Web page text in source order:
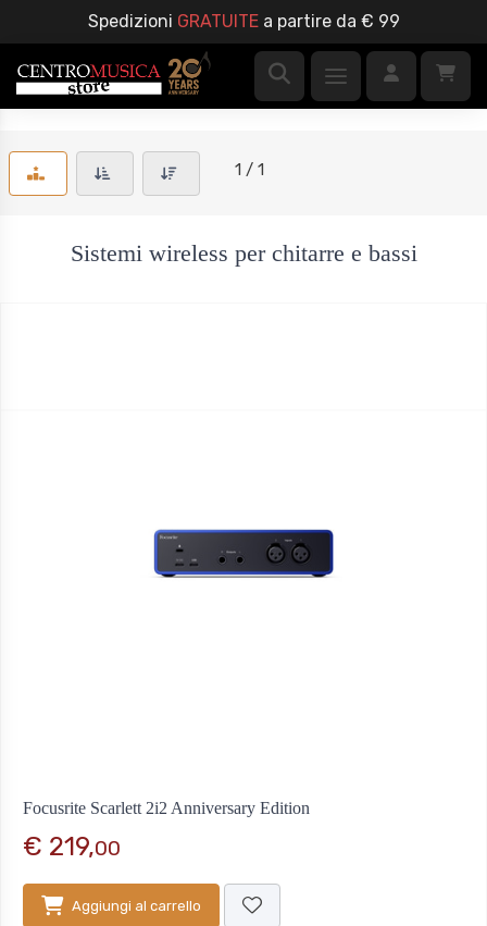
Spedizioni GRATUITEa partire da € 99
1 / 1
Sistemi wireless per chitarre e bassi
Focusrite Scarlett 2i2 Anniversary Edition
€ 219,00
Aggiungi al carrello